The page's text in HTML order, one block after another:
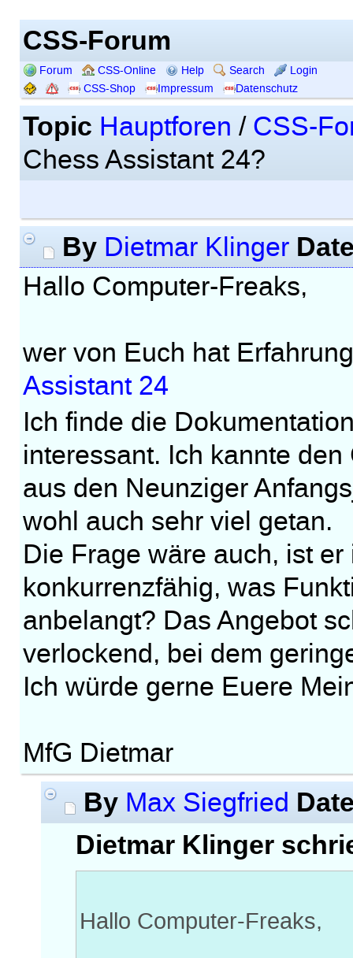
CSS-Forum
Forum CSS-Online Help Search
Login
CSS-Shop
Impressum Datenschutz
Topic Hauptforen / CSS-
Chess Assistant 24?
By Dietmar Klinger
Hallo Computer-Freaks,
wer von Euch hat
Assistant 24
Ich finde die
interessant. Ich kannte
aus den Neunziger
wohl auch sehr viel getan.
Die Frage wäre auch, ist
konkurrenzfähig, was
anbelangt? Das Angebot
verlockend, bei dem
Ich würde gerne Euere
MfG Dietmar
By Max Siegfried
Dietmar Klinger
Hallo Computer-Freaks,